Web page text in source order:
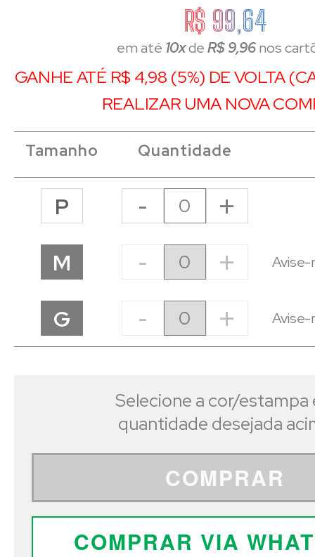
R$ 99,64
em até 10xdeR$ 9,96nos
GANHE ATÉ R$ 4,98 (5%) DE VOLTA
REALIZAR UMA NOVA
Tamanho Quantidade
P - +
M - + Avise-
G - + Avise-
Selecione a cor/estampa
quantidade desejada
COMPRAR
COMPRAR VIA